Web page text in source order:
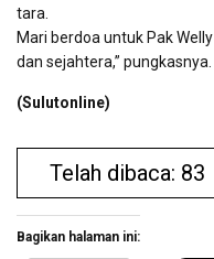
tara.
Mari berdoa untuk Pak
dan sejahtera,” pungkasnya.
(Sulutonline)
Telah dibaca: 83
Bagikan halaman ini: